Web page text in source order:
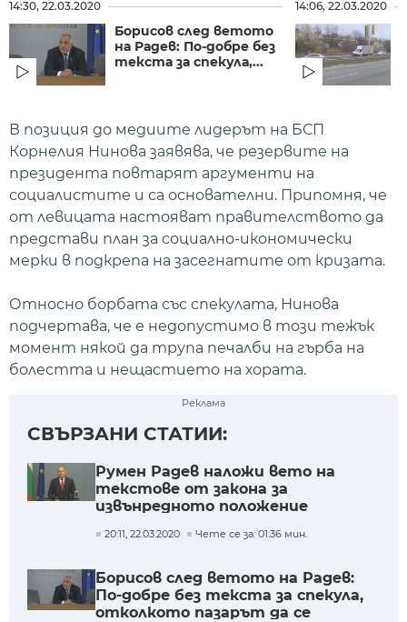
14:30, 22.03.2020
Борисов след ветото
на Радев: По-добре без
текста за спекула,...
14:06, 22.03.2020
В позиция до медиите лидерът на БСП
Корнелия Нинова заявява, че резервите на
президента повтарят аргументи на
социалистите и са основателни. Припомня, че
от левицата настояват правителството да
представи план за социално-икономически
мерки в подкрепа на засегнатите от кризата.
Относно борбата със спекулата, Нинова
подчертава, че е недопустимо в този тежък
момент някой да трупа печалби на гърба на
болестта и нещастието на хората.
Реклама
СВЪРЗАНИ СТАТИИ:
Румен Радев наложи вето на
текстове от закона за
извънредното положение
20:11, 22.03.2020 Чете се за: 01:36 мин.
Борисов след ветото на Радев:
По-добре без текста за спекула,
отколкото пазарът да се